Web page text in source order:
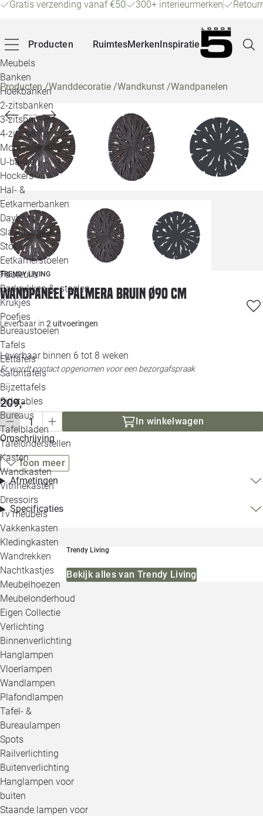
Gratis verzending vanaf €50 300+ interieurmerken
Producten
Meubels
Banken
Hoekbanken
2-zitsbanken
3-zitsbanken
4-zitsbanken
Modulaire banken
U-banken
Hockers
Hal- &
Eetkamerbanken
Daybeds
Slaapbanken
Stoelen
Eetkamerstoelen
Fauteuils
Barkrukken & -stoelen
Krukjes
Poefjes
Bureaustoelen
Tafels
Eettafels
Salontafels
Bijzettafels
Sidetables
Bureaus
Tafelbladen
Tafelonderstellen
Kasten
Wandkasten
Vitrinekasten
Dressoirs
Tv meubels
Vakkenkasten
Kledingkasten
Wandrekken
Nachtkastjes
Meubelhoezen
Meubelonderhoud
Eigen Collectie
Verlichting
Binnenverlichting
Hanglampen
Vloerlampen
Wandlampen
Plafondlampen
Tafel- &
Bureaulampen
Spots
Railverlichting
Buitenverlichting
Hanglampen voor
buiten
Staande lampen voor
RuimtesMerkenInspiratie
Producten/Wanddecoratie /Wandkunst /Wandpanelen
TRENDY LIVING
Wandpaneel Palmera bruin Ø90 cm
Leverbaar in 2 uitvoeringen
Leverbaar binnen 6 tot 8 weken
Er wordt contact opgenomen voor een bezorgafspraak
209,-
In winkelwagen
Omschrijving
Toon meer
Afmetingen
Specificaties
Trendy Living
Bekijk alles van Trendy Living